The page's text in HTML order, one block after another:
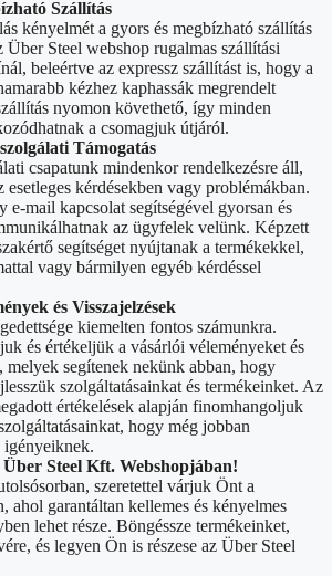
Szállítás
kényelmét a gyors és megbízható szállítás
Über Steel webshop rugalmas szállítási
beleértve az expressz szállítást is, hogy a
kézhez kaphassák megrendelt
nyomon követhető, így minden
a csomagjuk útjáról.
Támogatás
csapatunk mindenkor rendelkezésre áll,
esetleges kérdésekben vagy problémákban.
e-mail kapcsolat segítségével gyorsan és
az ügyfelek velünk. Képzett
segítséget nyújtanak a termékekkel,
vagy bármilyen egyéb kérdéssel
és Visszajelzések
kiemelten fontos számunkra.
és értékeljük a vásárlói véleményeket és
melyek segítenek nekünk abban, hogy
szolgáltatásainkat és termékeinket. Az
értékelések alapján finomhangoljuk
hogy még jobban
Steel Kft. Webshopjában!
szeretettel várjuk Önt a
ahol garantáltan kellemes és kényelmes
lehet része. Böngéssze termékeinket,
és legyen Ön is részese az Über Steel